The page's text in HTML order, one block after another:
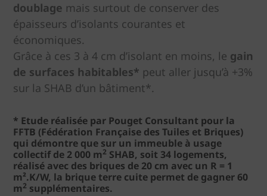
doublage mais surtout de conserver des
épaisseurs d’isolants courantes et
économiques.
Grâce à ces 3 à 4 cm d’isolant en moins, le gain
de surfaces habitables* peut aller jusqu’à +3%
sur la SHAB d’un bâtiment*.
* Etude réalisée par Pouget Consultant pour la
FFTB (Fédération Française des Tuiles et Briques)
qui démontre que sur un immeuble à usage
collectif de 2 000 m2 SHAB, soit 34 logements,
réalisé avec des briques de 20 cm avec un R = 1
m².K/W, la brique terre cuite permet de gagner 60
m2 supplémentaires.